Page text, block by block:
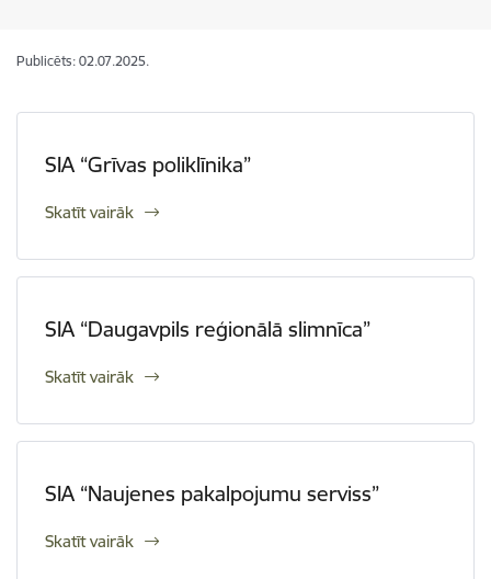
Publicēts: 02.07.2025.
SIA “Grīvas poliklīnika”
Skatīt vairāk
SIA “Daugavpils reģionālā slimnīca”
Skatīt vairāk
SIA “Naujenes pakalpojumu serviss”
Skatīt vairāk